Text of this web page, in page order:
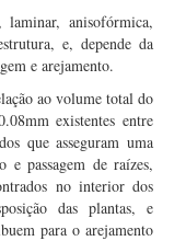
anisofórmica,
e, depende da
e arejamento.
ao volume total do
existentes entre
que asseguram uma
e passagem de raízes,
no interior dos
das plantas, e
para o arejamento